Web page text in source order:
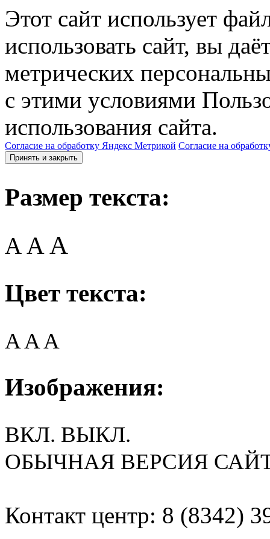
Этот сайт использует
использовать сайт, вы
метрических
с этими условиями
использования сайта.
Согласие на обработку Яндекс Метрикой Согласие на
Принять и закрыть
Размер текста:
A AA
Цвет текста:
AAA
Изображения:
ВКЛ. ВЫКЛ.
ОБЫЧНАЯ ВЕРСИЯ
Контакт центр: 8 (8342)